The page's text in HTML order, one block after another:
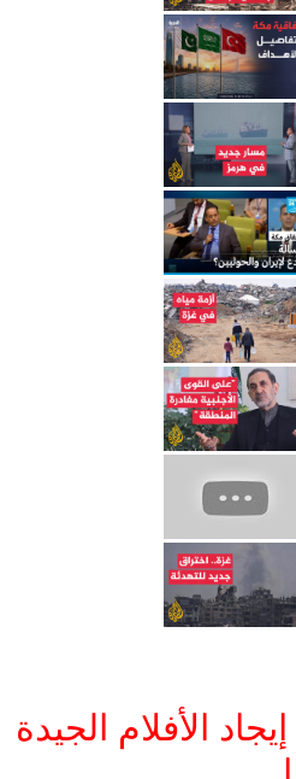
الأفلام الجيدة